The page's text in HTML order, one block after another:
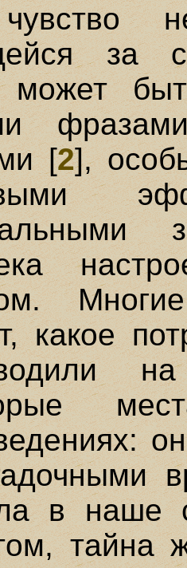
за
может
[2],
какое
в наше
тайна